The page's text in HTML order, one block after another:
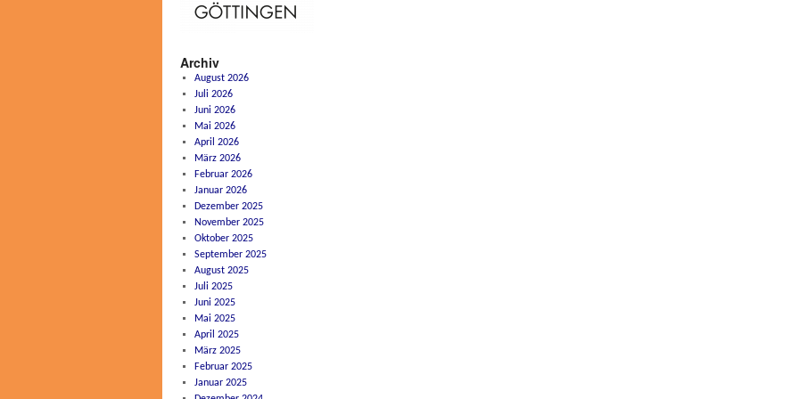
Archiv
August 2026
Juli 2026
Juni 2026
Mai 2026
April 2026
März 2026
Februar 2026
Januar 2026
Dezember 2025
November 2025
Oktober 2025
September 2025
August 2025
Juli 2025
Juni 2025
Mai 2025
April 2025
März 2025
Februar 2025
Januar 2025